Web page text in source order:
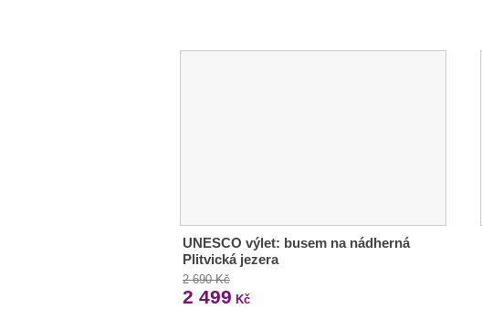
UNESCO výlet: busem na nádherná
Plitvická jezera
2 690 Kč
2 499 Kč